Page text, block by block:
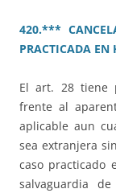
420.***
PRACTICADA EN
El art. 28 tiene
frente al
aplicable aun
sea extranjera
caso practicado
salvaguardia